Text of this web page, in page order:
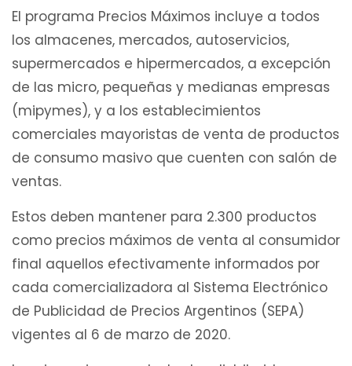
El programa Precios Máximos incluye a todos
los almacenes, mercados, autoservicios,
supermercados e hipermercados, a excepción
de las micro, pequeñas y medianas empresas
(mipymes), y a los establecimientos
comerciales mayoristas de venta de productos
de consumo masivo que cuenten con salón de
ventas.
Estos deben mantener para 2.300 productos
como precios máximos de venta al consumidor
final aquellos efectivamente informados por
cada comercializadora al Sistema Electrónico
de Publicidad de Precios Argentinos (SEPA)
vigentes al 6 de marzo de 2020.